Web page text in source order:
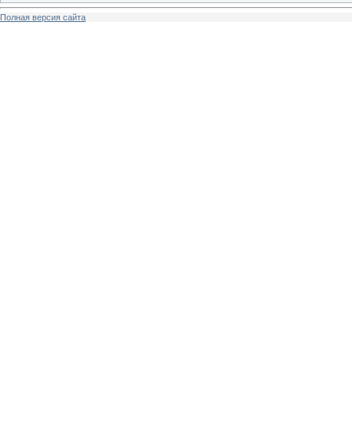
Полная версия сайта